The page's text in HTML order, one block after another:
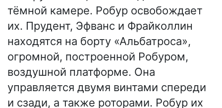
тёмной камере. Робур освобождает
их. Прудент, Эфванс и Фрайколлин
находятся на борту «Альбатроса»,
огромной, построенной Робуром,
воздушной платформе. Она
управляется двумя винтами спереди
и сзади, а также роторами. Робур их